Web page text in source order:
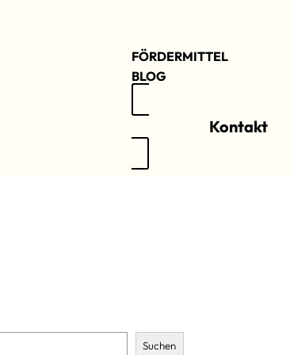
FÖRDERMITTEL
BLOG
Kontakt
Suchen